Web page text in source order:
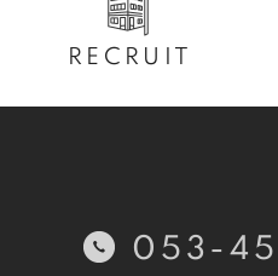
RECRUIT
053-